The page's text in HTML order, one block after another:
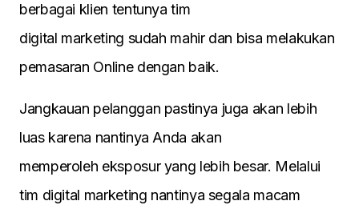
berbagai klien tentunya tim
digital marketing sudah mahir dan bisa melakukan
pemasaran Online dengan baik.
Jangkauan pelanggan pastinya juga akan lebih
luas karena nantinya Anda akan
memperoleh eksposur yang lebih besar. Melalui
tim digital marketing nantinya segala macam